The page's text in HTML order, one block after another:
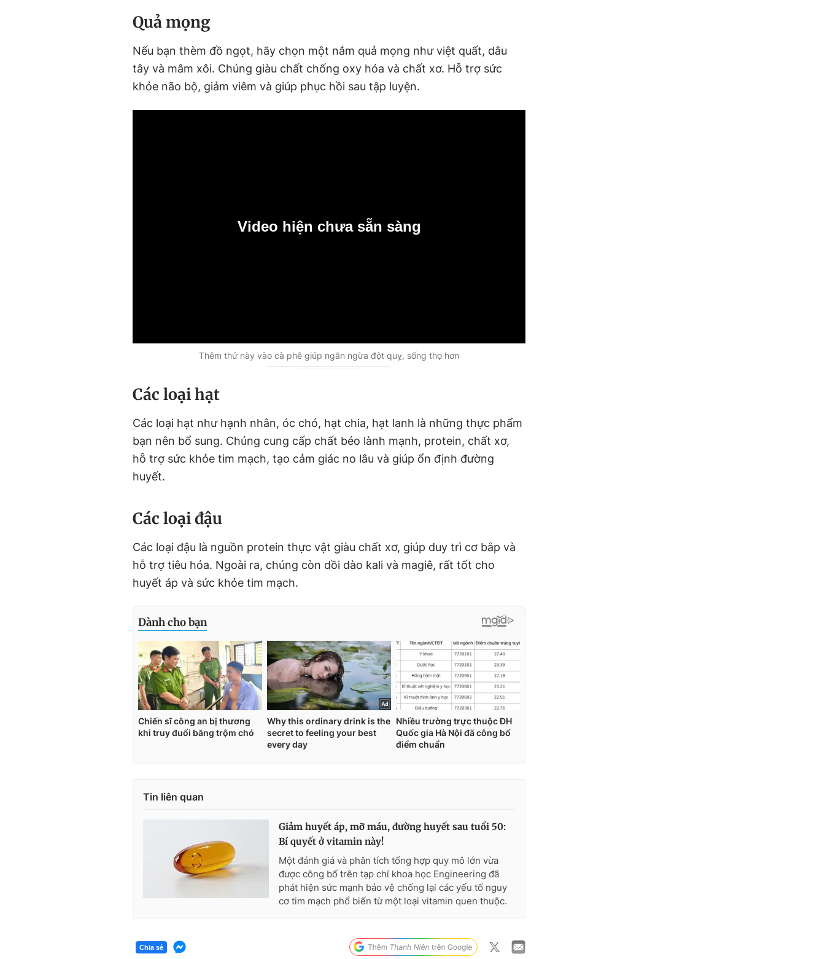
Quả mọng
Nếu bạn thèm đồ ngọt, hãy chọn một nắm quả mọng như việt quất, dâu
tây và mâm xôi. Chúng giàu chất chống oxy hóa và chất xơ. Hỗ trợ sức
khỏe não bộ, giảm viêm và giúp phục hồi sau tập luyện.
Video hiện chưa sẵn sàng
Thêm thứ này vào cà phê giúp ngăn ngừa đột quỵ, sống thọ hơn
Các loại hạt
Các loại hạt như hạnh nhân, óc chó, hạt chia, hạt lanh là những thực phẩm
bạn nên bổ sung. Chúng cung cấp chất béo lành mạnh, protein, chất xơ,
hỗ trợ sức khỏe tim mạch, tạo cảm giác no lâu và giúp ổn định đường
huyết.
Các loại đậu
Các loại đậu là nguồn protein thực vật giàu chất xơ, giúp duy trì cơ bắp và
hỗ trợ tiêu hóa. Ngoài ra, chúng còn dồi dào kali và magiê, rất tốt cho
huyết áp và sức khỏe tim mạch.
Tin liên quan
Giảm huyết áp, mỡ máu, đường huyết sau tuổi 50:
Bí quyết ở vitamin này!
Một đánh giá và phân tích tổng hợp quy mô lớn vừa
được công bố trên tạp chí khoa học Engineering đã
phát hiện sức mạnh bảo vệ chống lại các yếu tố nguy
cơ tim mạch phổ biến từ một loại vitamin quen thuộc.
Chia sẻ